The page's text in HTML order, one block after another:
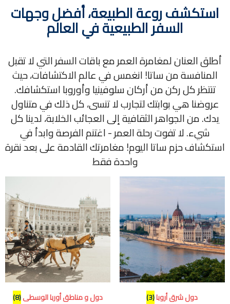
استكشف روعة الطبيعة، أفضل وجهات
السفر الطبيعية في العالم
أطلق العنان لمغامرة العمر مع باقات السفر التي لا تقبل
المنافسة من ساتا! انغمس في عالم الاكتشافات، حيث
تنتظر كل ركن من أركان سلوفينيا وأوروبا استكشافك.
عروضنا هي بوابتك لتجارب لا تنسى، كل ذلك في متناول
يدك. من الجواهر الثقافية إلى العجائب الخلابة، لدينا كل
شيء. لا تفوت رحلة العمر - اغتنم الفرصة وابدأ في
استكشاف حزم ساتا اليوم! مغامرتك القادمة على بعد نقرة
واحدة فقط
دول و مناطق أوربا الوسطى(8) دول شرق أروبا(3)